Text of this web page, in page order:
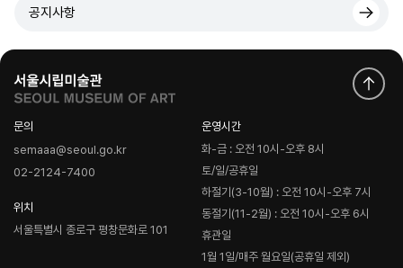
공지사항
문의
semaaa@seoul.go.kr
02-2124-7400
위치
서울특별시 종로구 평창문화로 101
운영시간
화-금 : 오전 10시-오후 8시
토/일/공휴일
하절기(3-10월) : 오전 10시-오후 7시
동절기(11-2월) : 오전 10시-오후 6시
휴관일
1월 1일/매주 월요일(공휴일 제외)